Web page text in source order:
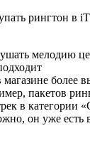
рингтон в
мелодию
более
пакетов
в категории
он уже есть